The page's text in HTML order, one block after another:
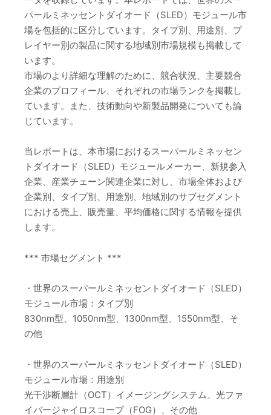
パールミネッセントダイオード（SLED）モジュール市
場を包括的に区分しています。タイプ別、用途別、プ
レイヤー別の製品に関する地域別市場規模も掲載して
います。
市場のより詳細な理解のために、競合状況、主要競合
企業のプロフィール、それぞれの市場ランクを掲載し
ています。また、技術動向や新製品開発についても論
じています。
当レポートは、本市場におけるスーパールミネッセン
トダイオード（SLED）モジュールメーカー、新規参入
企業、産業チェーン関連企業に対し、市場全体および
企業別、タイプ別、用途別、地域別のサブセグメント
における売上、販売量、平均価格に関する情報を提供
します。
*** 市場セグメント ***
・世界のスーパールミネッセントダイオード（SLED）
モジュール市場：タイプ別
830nm型、1050nm型、1300nm型、1550nm型、そ
の他
・世界のスーパールミネッセントダイオード（SLED）
モジュール市場：用途別
光干渉断層計（OCT）イメージングシステム、光ファ
イバージャイロスコープ（FOG）、その他